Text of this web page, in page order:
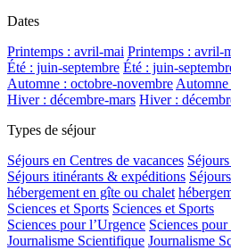
Dates
Printemps : avril-mai Printemps : avril-
Été : juin-septembre Été : juin-
Automne : octobre-novembreAutomne
Hiver : décembre-mars Hiver :
Types de séjour
Séjours en Centres de vacances
Séjours itinérants & expéditions
hébergement en gîte ou chalet
Sciences et Sports Sciences et Sports
Sciences pour l’Urgence Sciences
Journalisme Scientifique Journalisme